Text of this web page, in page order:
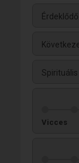
Érdeklődő
Spirituális
Vicces